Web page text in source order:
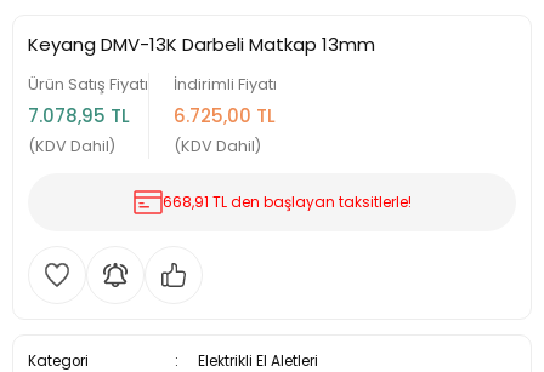
Keyang DMV-13K Darbeli Matkap 13mm
İndirimli Fiyatı
6.725,00 TL
(KDV Dahil)
Ürün Satış Fiyatı
7.078,95 TL
(KDV Dahil)
668,91 TL den başlayan taksitlerle!
Kategori Elektrikli El Aletleri